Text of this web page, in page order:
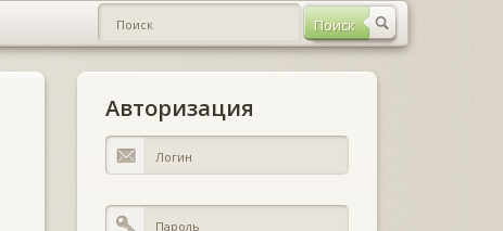
Авторизация